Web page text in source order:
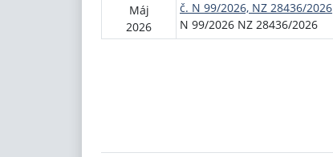
Máj
2026
č. N 99/2026, NZ 28436/2026
N 99/2026 NZ 28436/2026